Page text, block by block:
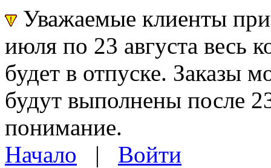
Уважаемые клиенты
июля по 23 августа весь
будет в отпуске. Заказы
будут выполнены после
понимание.
Начало | Войти